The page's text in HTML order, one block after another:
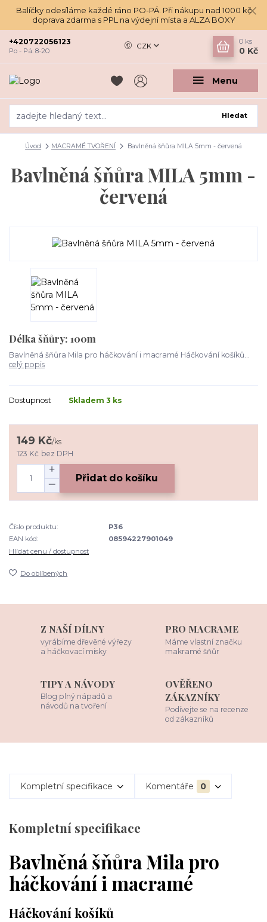
Balíčky odesíláme každé ráno PO-PÁ. Při nákupu nad 1000 kč
doprava zdarma s PPL na výdejní místa a ALZA BOXY
Menu
CZK
Hledat
+420722056123
Po - Pá: 8-20
0 ks
0 Kč
Úvod MACRAMÉ TVOŘENÍ Bavlněná šňůra MILA 5mm - červená
Bavlněná šňůra MILA 5mm -
červená
Délka šňůry: 100m
Bavlněná šňůra Mila pro háčkování i macramé Háčkování košíků...
celý popis
Dostupnost Skladem 3 ks
149 Kč/ks
123 Kč bez DPH
Přidat do košíku
Číslo produktu:
P36
EAN kód:
08594227901049
Hlídat cenu / dostupnost
Do oblíbených
Z NAŠÍ DÍLNY
vyrábíme dřevěné výřezy
a háčkovací misky
PRO MACRAME
Máme vlastní značku
makramé šňůr
TIPY A NÁVODY
Blog plný nápadů a
návodů na tvoření
OVĚŘENO
ZÁKAZNÍKY
Podívejte se na recenze
od zákazníků
Kompletní specifikace Komentáře 0
Kompletní specifikace
Bavlněná šňůra Mila pro
háčkování i macramé
Háčkování košíků